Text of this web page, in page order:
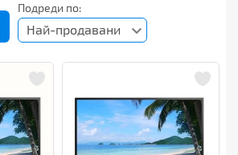
Подреди по:
Най-продавани